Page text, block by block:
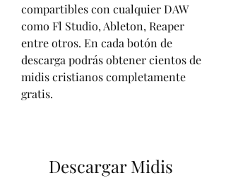
compartibles con cualquier DAW
como Fl Studio, Ableton, Reaper
entre otros. En cada botón de
descarga podrás obtener cientos de
midis cristianos completamente
gratis.
Descargar Midis